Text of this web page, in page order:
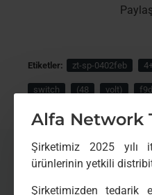
Alfa Network
Şirketimiz 2025 yılı
ürünlerinin yetkili
Şirketimizden tedarik
Etiketler: zt-sp-0402feb
switch (48 volt)
BENZER ÜRÜNLER